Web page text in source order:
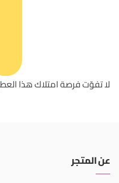
لا تفوّت فرصة امتلاك هذا
عن المتجر